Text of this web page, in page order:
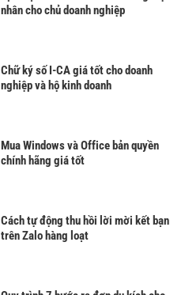
nhân cho chủ doanh nghiệp
Chữ ký số I-CA giá tốt cho doanh
nghiệp và hộ kinh doanh
Mua Windows và Office bản quyền
chính hãng giá tốt
Cách tự động thu hồi lời mời kết bạn
trên Zalo hàng loạt